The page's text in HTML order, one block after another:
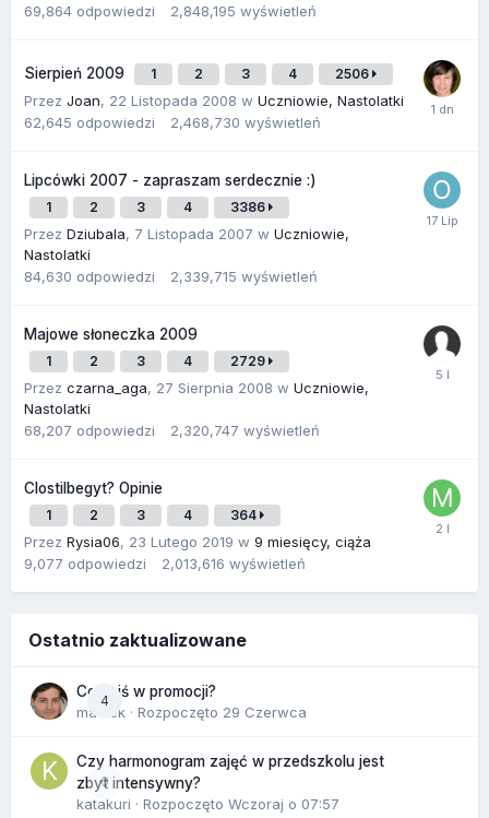
69,864 odpowiedzi 2,848,195 wyświetleń
Sierpień 2009 1 2 3 4 2506
Przez Joan, 22 Listopada 2008 w Uczniowie, Nastolatki
62,645 odpowiedzi 2,468,730 wyświetleń
Lipcówki 2007 - zapraszam serdecznie :)
1 2 3 4 3386
Przez Dziubala, 7 Listopada 2007 w Uczniowie,
Nastolatki
84,630 odpowiedzi 2,339,715 wyświetleń
Majowe słoneczka 2009
1 2 3 4 2729
Przez czarna_aga, 27 Sierpnia 2008 w Uczniowie,
Nastolatki
68,207 odpowiedzi 2,320,747 wyświetleń
Clostilbegyt? Opinie
1 2 3 4 364
Przez Rysia06, 23 Lutego 2019 w 9 miesięcy, ciąża
9,077 odpowiedzi 2,013,616 wyświetleń
Ostatnio zaktualizowane
4
Co dziś w promocji?
maciek · Rozpoczęto 29 Czerwca
0
Czy harmonogram zajęć w przedszkolu jest
zbyt intensywny?
katakuri · Rozpoczęto Wczoraj o 07:57